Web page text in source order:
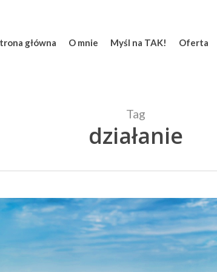
główna O mnie Myśl na TAK! Oferta
Tag
działanie